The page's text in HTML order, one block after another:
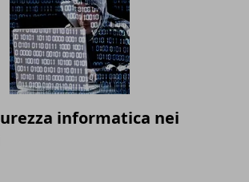
informatica nei